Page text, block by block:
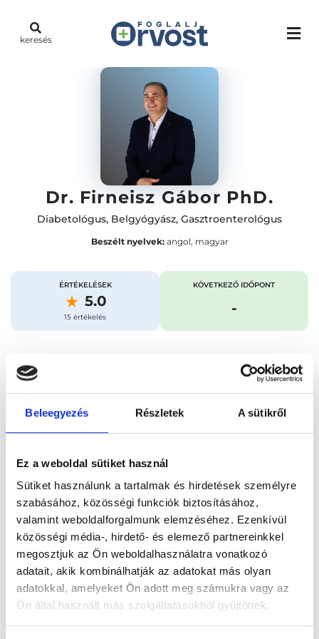
Beleegyezés Részletek A sütikről
Ez a weboldal sütiket használ
Sütiket használunk a tartalmak és hirdetések személyre
szabásához, közösségi funkciók biztosításához,
valamint weboldalforgalmunk elemzéséhez. Ezenkívül
közösségi média-, hirdető- és elemező partnereinkkel
megosztjuk az Ön weboldalhasználatra vonatkozó
adatait, akik kombinálhatják az adatokat más olyan
adatokkal, amelyeket Ön adott meg számukra vagy az
Ön által használt más szolgáltatásokból gyűjtöttek.
keresés
Dr. Firneisz Gábor PhD.
Diabetológus, Belgyógyász, Gasztroenterológus
Beszélt nyelvek:angol, magyar
ÉRTÉKELÉSEK
5.0
15 értékelés
KÖVETKEZŐ IDŐPONT
-
Időpontfoglalás Vélemények
Foglalj időpontot
Összes szakterület
Főoldal Orvosok Belgyógyász
Belgyógyász, Budapest, XII. kerület
Dr. Firneisz Gábor PhD.